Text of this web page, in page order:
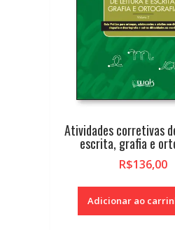
Atividades corretivas
escrita, grafia e
R$136,00
Adicionar ao